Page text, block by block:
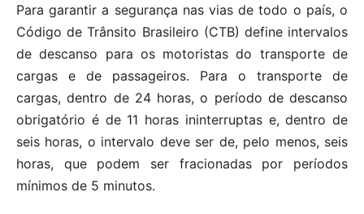
Para garantir a segurança nas vias de todo o país, o
Código de Trânsito Brasileiro (CTB) define intervalos
de descanso para os motoristas do transporte de
cargas e de passageiros. Para o transporte de
cargas, dentro de 24 horas, o período de descanso
obrigatório é de 11 horas ininterruptas e, dentro de
seis horas, o intervalo deve ser de, pelo menos, seis
horas, que podem ser fracionadas por períodos
mínimos de 5 minutos.